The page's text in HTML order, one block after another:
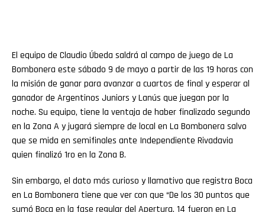
El equipo de Claudio Úbeda saldrá al campo de juego de La
Bombonera este sábado 9 de mayo a partir de las 19 horas con
la misión de ganar para avanzar a cuartos de final y esperar al
ganador de Argentinos Juniors y Lanús que juegan por la
noche. Su equipo, tiene la ventaja de haber finalizado segundo
en la Zona A y jugará siempre de local en La Bombonera salvo
que se mida en semifinales ante Independiente Rivadavia
quien finalizó 1ro en la Zona B.
Sin embargo, el dato más curioso y llamativo que registra Boca
en La Bombonera tiene que ver con que “De los 30 puntos que